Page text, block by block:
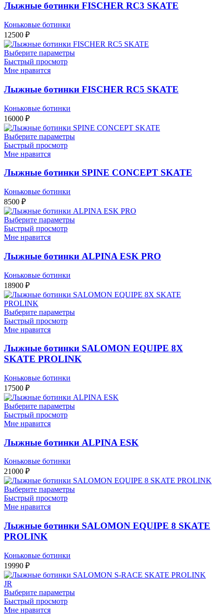
Лыжные ботинки FISCHER RC3 SKATE
Коньковые ботинки
12500 ₽
Выберите параметры
Быстрый просмотр
Мне нравится
Лыжные ботинки FISCHER RC5 SKATE
Коньковые ботинки
16000 ₽
Выберите параметры
Быстрый просмотр
Мне нравится
Лыжные ботинки SPINE CONCEPT SKATE
Коньковые ботинки
8500 ₽
Выберите параметры
Быстрый просмотр
Мне нравится
Лыжные ботинки ALPINA ESK PRO
Коньковые ботинки
18900 ₽
Выберите параметры
Быстрый просмотр
Мне нравится
Лыжные ботинки SALOMON EQUIPE 8X
SKATE PROLINK
Коньковые ботинки
17500 ₽
Выберите параметры
Быстрый просмотр
Мне нравится
Лыжные ботинки ALPINA ESK
Коньковые ботинки
21000 ₽
Выберите параметры
Быстрый просмотр
Мне нравится
Лыжные ботинки SALOMON EQUIPE 8 SKATE
PROLINK
Коньковые ботинки
19990 ₽
Выберите параметры
Быстрый просмотр
Мне нравится